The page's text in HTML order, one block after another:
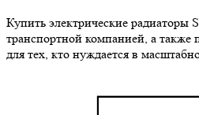
Купить электрические радиаторы
транспортной компанией, а
для тех, кто нуждается в